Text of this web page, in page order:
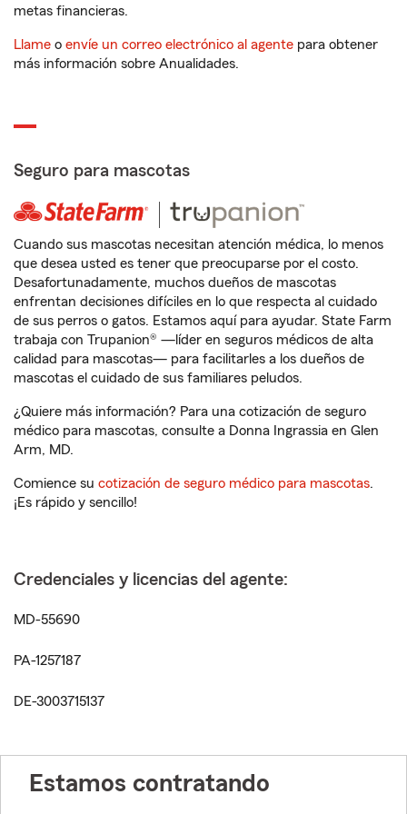
metas financieras.
Llame o envíe un correo electrónico al agente para obtener
más información sobre Anualidades.
Seguro para mascotas
Cuando sus mascotas necesitan atención médica, lo menos
que desea usted es tener que preocuparse por el costo.
Desafortunadamente, muchos dueños de mascotas
enfrentan decisiones difíciles en lo que respecta al cuidado
de sus perros o gatos. Estamos aquí para ayudar. State Farm
trabaja con Trupanion® —líder en seguros médicos de alta
calidad para mascotas— para facilitarles a los dueños de
mascotas el cuidado de sus familiares peludos.
¿Quiere más información? Para una cotización de seguro
médico para mascotas, consulte a Donna Ingrassia en Glen
Arm, MD.
Comience su cotización de seguro médico para mascotas.
¡Es rápido y sencillo!
Credenciales y licencias del agente:
MD-55690
PA-1257187
DE-3003715137
Estamos contratando